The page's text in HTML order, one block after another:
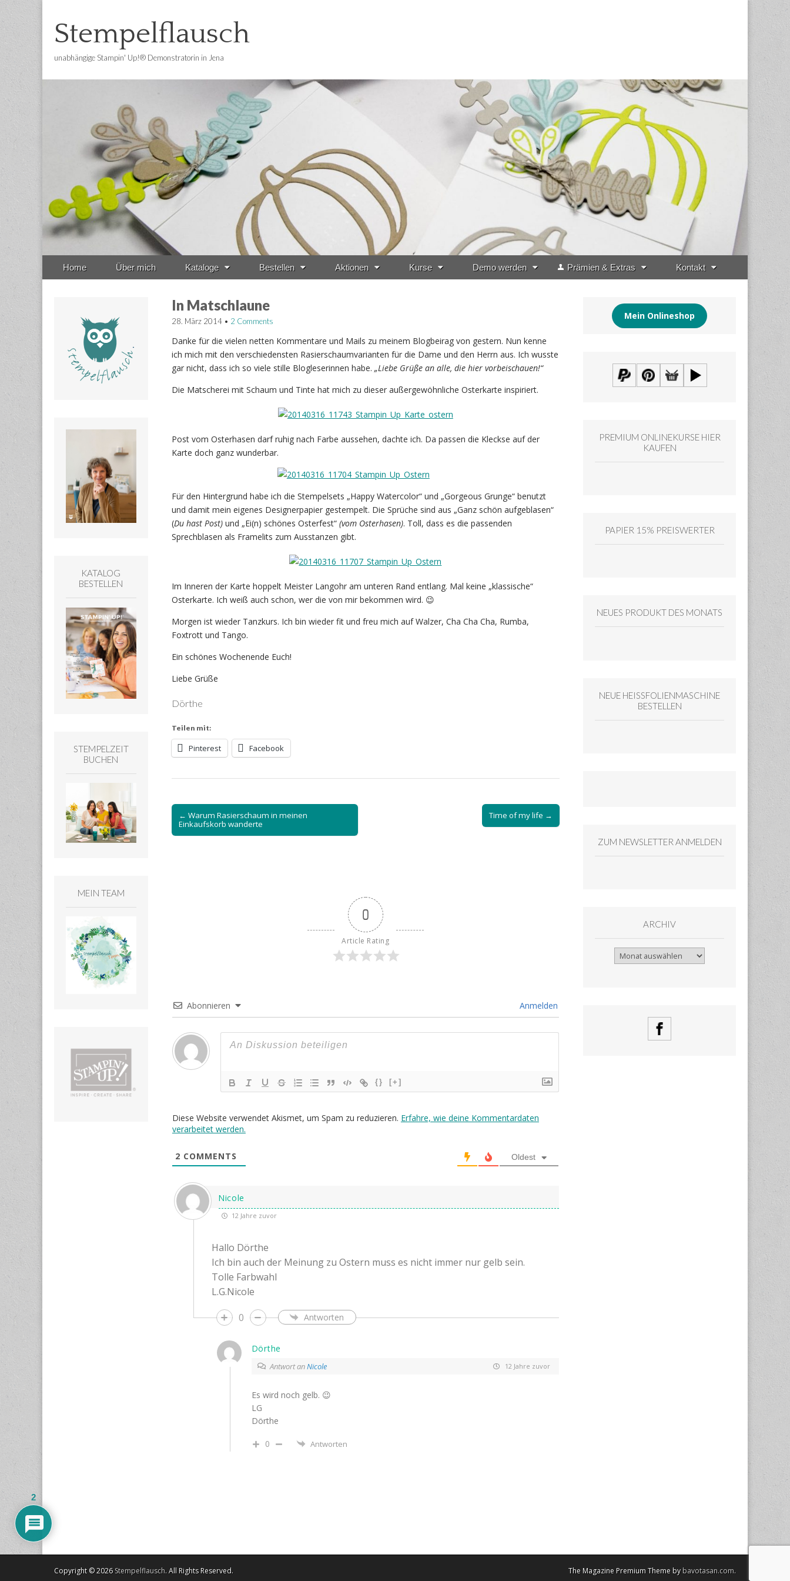
Stempelflausch
unabhängige Stampin' Up!® Demonstratorin in Jena
Home Über mich Kataloge Bestellen Aktionen Kurse Demo werden Prämien & Extras Kontakt
In Matschlaune
28. März 2014• 2 Comments
Danke für die vielen netten Kommentare und Mails zu meinem Blogbeirag von gestern. Nun kenne
ich mich mit den verschiedensten Rasierschaumvarianten für die Dame und den Herrn aus. Ich wusste
gar nicht, dass ich so viele stille Blogleserinnen habe. „Liebe Grüße an alle, die hier vorbeischauen!“
Die Matscherei mit Schaum und Tinte hat mich zu dieser außergewöhnliche Osterkarte inspiriert.
Post vom Osterhasen darf ruhig nach Farbe aussehen, dachte ich. Da passen die Kleckse auf der
Karte doch ganz wunderbar.
Für den Hintergrund habe ich die Stempelsets „Happy Watercolor“ und „Gorgeous Grunge“ benutzt
und damit mein eigenes Designerpapier gestempelt. Die Sprüche sind aus „Ganz schön aufgeblasen“
(Du hast Post)und „Ei(n) schönes Osterfest“ (vom Osterhasen). Toll, dass es die passenden
Sprechblasen als Framelits zum Ausstanzen gibt.
Im Inneren der Karte hoppelt Meister Langohr am unteren Rand entlang. Mal keine „klassische“
Osterkarte. Ich weiß auch schon, wer die von mir bekommen wird. 😉
Morgen ist wieder Tanzkurs. Ich bin wieder fit und freu mich auf Walzer, Cha Cha Cha, Rumba,
Foxtrott und Tango.
Ein schönes Wochenende Euch!
Liebe Grüße
Dörthe
Teilen mit:
Pinterest Facebook
Post
navigation
← Warum Rasierschaum in meinen
Einkaufskorb wanderte
Time of my life →
0
Article Rating
Abonnieren Anmelden
{} [+]
Diese Website verwendet Akismet, um Spam zu reduzieren. Erfahre, wie deine Kommentardaten
verarbeitet werden.
2 COMMENTS Oldest
Nicole
12 Jahre zuvor
Hallo Dörthe
Ich bin auch der Meinung zu Ostern muss es nicht immer nur gelb sein.
Tolle Farbwahl
L.G.Nicole
0
Antworten
Dörthe
Antwort anNicole 12 Jahre zuvor
Es wird noch gelb. 😉
LG
Dörthe
0 Antworten
KATALOG
BESTELLEN
STEMPELZEIT
BUCHEN
MEIN TEAM
Mein Onlineshop
PREMIUM ONLINEKURSE HIER
KAUFEN
PAPIER 15% PREISWERTER
NEUES PRODUKT DES MONATS
NEUE HEISSFOLIENMASCHINE
BESTELLEN
ZUM NEWSLETTER ANMELDEN
ARCHIV
Archiv
Copyright © 2026Stempelflausch. All Rights Reserved. The Magazine Premium Theme bybavotasan.com.
2